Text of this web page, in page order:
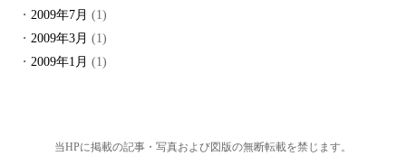
2009年7月 (1)
2009年3月 (1)
2009年1月 (1)
当HPに掲載の記事・写真および図版の無断転載を禁じます。